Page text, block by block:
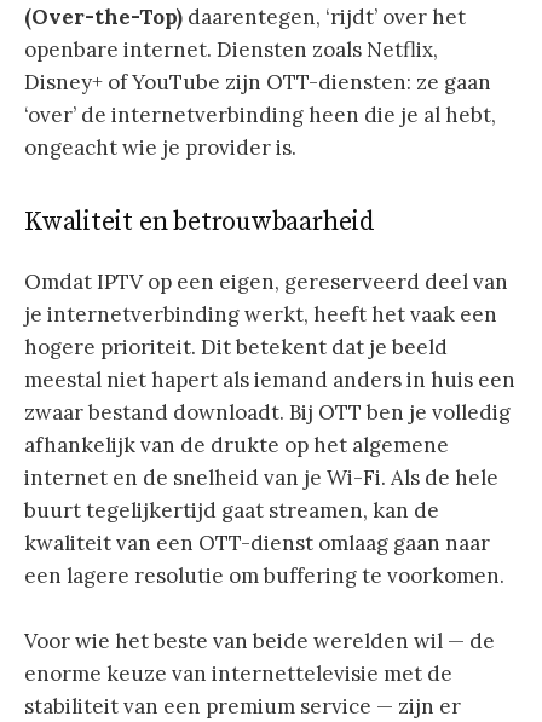
(Over-the-Top) daarentegen, ‘rijdt’ over het
openbare internet. Diensten zoals Netflix,
Disney+ of YouTube zijn OTT-diensten: ze gaan
‘over’ de internetverbinding heen die je al hebt,
ongeacht wie je provider is.
Kwaliteit en betrouwbaarheid
Omdat IPTV op een eigen, gereserveerd deel van
je internetverbinding werkt, heeft het vaak een
hogere prioriteit. Dit betekent dat je beeld
meestal niet hapert als iemand anders in huis een
zwaar bestand downloadt. Bij OTT ben je volledig
afhankelijk van de drukte op het algemene
internet en de snelheid van je Wi-Fi. Als de hele
buurt tegelijkertijd gaat streamen, kan de
kwaliteit van een OTT-dienst omlaag gaan naar
een lagere resolutie om buffering te voorkomen.
Voor wie het beste van beide werelden wil — de
enorme keuze van internettelevisie met de
stabiliteit van een premium service — zijn er